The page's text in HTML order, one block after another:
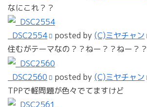
なにこれ？？
_DSC2554 posted by (C)ミヤチャン
住むがテーマなの？？ねー？？ねー？？
_DSC2560 posted by (C)ミヤチャン
TPPで軽問題が色々でてますけど